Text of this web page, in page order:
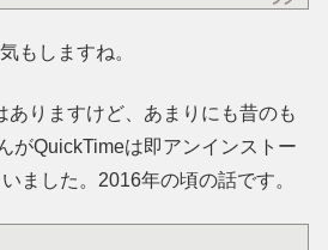
もしますね。
ありますけど、あまりにも昔のも
がQuickTimeは即アンインストー
ました。2016年の頃の話です。